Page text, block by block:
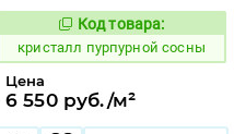
821972
Код товара:
кристалл пурпурной сосны
Цена
6 550 руб./м²